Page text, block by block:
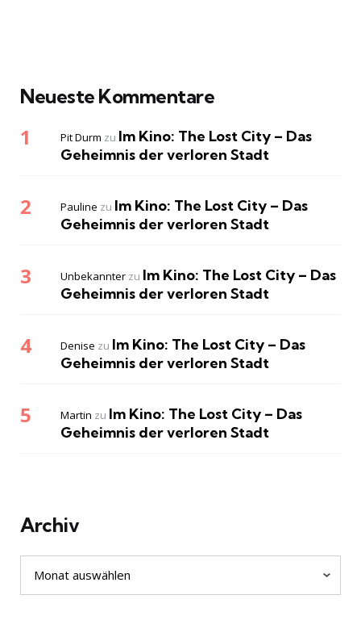
Neueste Kommentare
Pit Durm zu Im Kino: The Lost City – Das
Geheimnis der verloren Stadt
Pauline zu Im Kino: The Lost City – Das
Geheimnis der verloren Stadt
Unbekannter zu Im Kino: The Lost City – Das
Geheimnis der verloren Stadt
Denise zu Im Kino: The Lost City – Das
Geheimnis der verloren Stadt
Martin zu Im Kino: The Lost City – Das
Geheimnis der verloren Stadt
Archiv